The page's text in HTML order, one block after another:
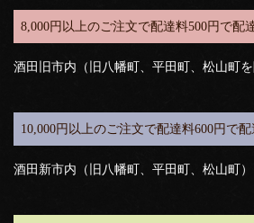
8,000円以上のご注文で配達料500円で配
酒田旧市内（旧八幡町、平田町、松山町を
10,000円以上のご注文で配達料600円で
酒田新市内（旧八幡町、平田町、松山町）